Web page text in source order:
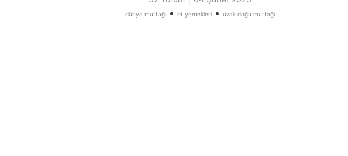
dünya mutfağı • et yemekleri • uzak doğu mutfağı